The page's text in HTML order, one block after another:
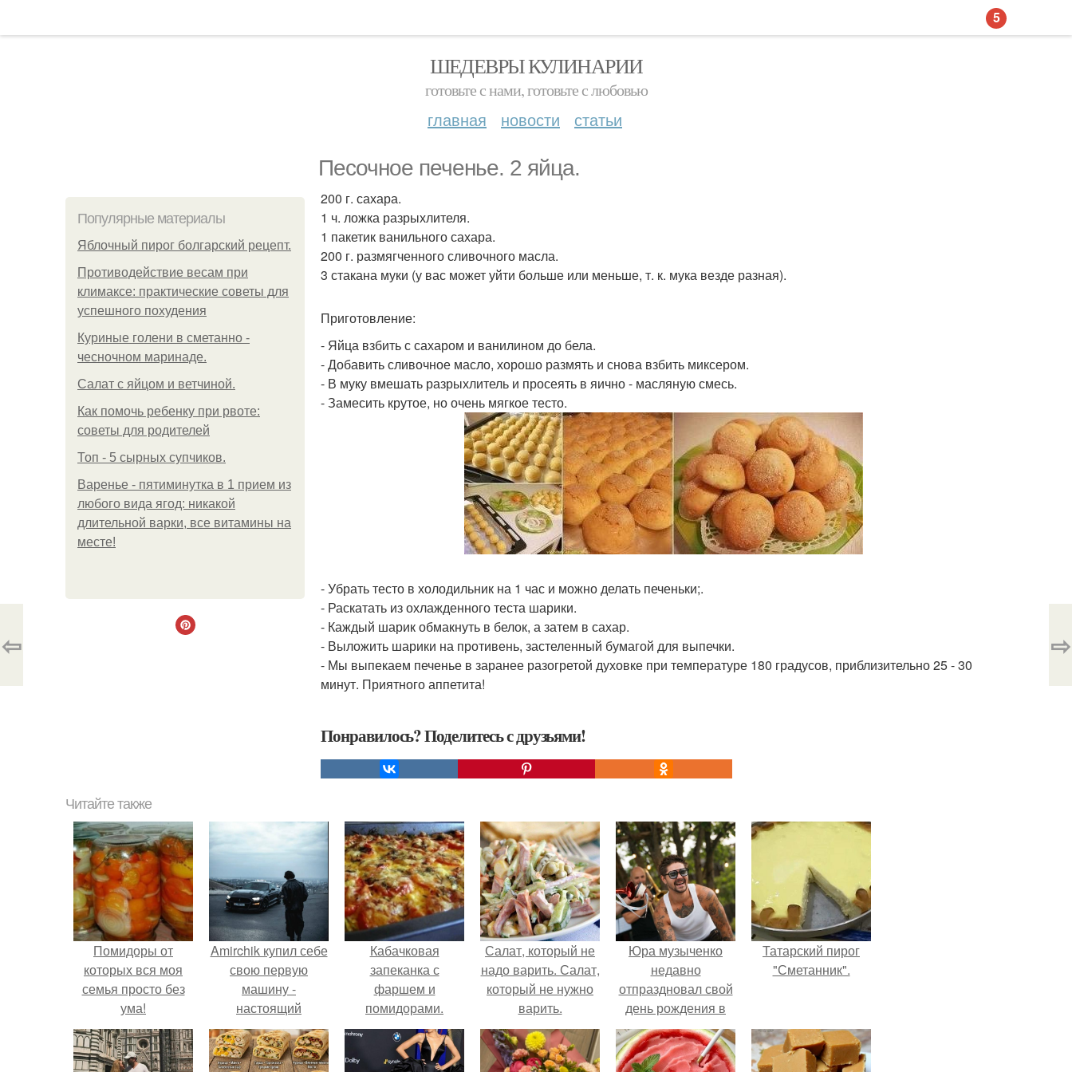
ШЕДЕВРЫ КУЛИНАРИИ
готовьте с нами, готовьте с любовью
главная новости статьи
Песочное печенье. 2 яйца.
Популярные материалы
Яблочный пирог болгарский рецепт.
Противодействие весам при
климаксе: практические советы для
успешного похудения
Куриные голени в сметанно -
чесночном маринаде.
Салат с яйцом и ветчиной.
Как помочь ребенку при рвоте:
советы для родителей
Топ - 5 сырных супчиков.
Варенье - пятиминутка в 1 прием из
любого вида ягод: никакой
длительной варки, все витамины на
месте!
200 г. сахара.
1 ч. ложка разрыхлителя.
1 пакетик ванильного сахара.
200 г. размягченного сливочного масла.
3 стакана муки (у вас может уйти больше или меньше, т. к. мука везде разная).
Приготовление:
- Яйца взбить с сахаром и ванилином до бела.
- Добавить сливочное масло, хорошо размять и снова взбить миксером.
- В муку вмешать разрыхлитель и просеять в яично - масляную смесь.
- Замесить крутое, но очень мягкое тесто.
- Убрать тесто в холодильник на 1 час и можно делать печеньки;.
- Раскатать из охлажденного теста шарики.
- Каждый шарик обмакнуть в белок, а затем в сахар.
- Выложить шарики на противень, застеленный бумагой для выпечки.
- Мы выпекаем печенье в заранее разогретой духовке при температуре 180 градусов, приблизительно 25 - 30
минут. Приятного аппетита!
Понравилось? Поделитесь с друзьями!
⇦ ⇨
Читайте также
Помидоры от
которых вся моя
семья просто без
ума!
Amirchik купил себе
свою первую
машину -
настоящий
автомобиль мечты
для многих
автолюбителей.
Кабачковая
запеканка с
фаршем и
помидорами.
Салат, который не
надо варить. Салат,
который не нужно
варить.
Юра музыченко
недавно
отпраздновал свой
день рождения в
кругу самых
близких и родных
людей.
Татарский пирог
"Сметанник".
5